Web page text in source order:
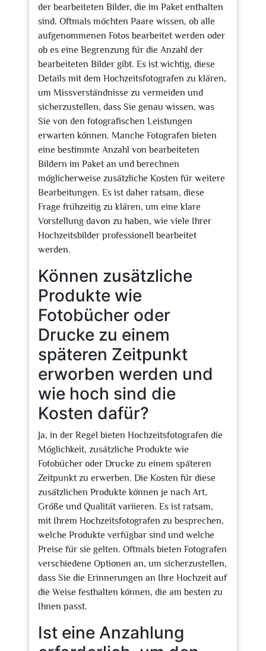
der bearbeiteten Bilder, die im Paket enthalten
sind. Oftmals möchten Paare wissen, ob alle
aufgenommenen Fotos bearbeitet werden oder
ob es eine Begrenzung für die Anzahl der
bearbeiteten Bilder gibt. Es ist wichtig, diese
Details mit dem Hochzeitsfotografen zu klären,
um Missverständnisse zu vermeiden und
sicherzustellen, dass Sie genau wissen, was
Sie von den fotografischen Leistungen
erwarten können. Manche Fotografen bieten
eine bestimmte Anzahl von bearbeiteten
Bildern im Paket an und berechnen
möglicherweise zusätzliche Kosten für weitere
Bearbeitungen. Es ist daher ratsam, diese
Frage frühzeitig zu klären, um eine klare
Vorstellung davon zu haben, wie viele Ihrer
Hochzeitsbilder professionell bearbeitet
werden.
Können zusätzliche
Produkte wie
Fotobücher oder
Drucke zu einem
späteren Zeitpunkt
erworben werden und
wie hoch sind die
Kosten dafür?
Ja, in der Regel bieten Hochzeitsfotografen die
Möglichkeit, zusätzliche Produkte wie
Fotobücher oder Drucke zu einem späteren
Zeitpunkt zu erwerben. Die Kosten für diese
zusätzlichen Produkte können je nach Art,
Größe und Qualität variieren. Es ist ratsam,
mit Ihrem Hochzeitsfotografen zu besprechen,
welche Produkte verfügbar sind und welche
Preise für sie gelten. Oftmals bieten Fotografen
verschiedene Optionen an, um sicherzustellen,
dass Sie die Erinnerungen an Ihre Hochzeit auf
die Weise festhalten können, die am besten zu
Ihnen passt.
Ist eine Anzahlung